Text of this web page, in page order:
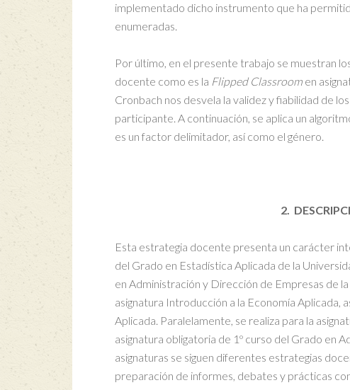
implementado dicho instrumento que ha
enumeradas.
Por último, en el presente trabajo se muestran
docente como es la Flipped Classroom en
Cronbach nos desvela la validez y fiabilidad de
participante. A continuación, se aplica un
es un factor delimitador, así como el género.
2.
Esta estrategia docente presenta un carácter
del Grado en Estadística Aplicada de la
en Administración y Dirección de Empresas de
asignatura Introducción a la Economía Aplicada,
Aplicada. Paralelamente, se realiza para la
asignatura obligatoria de 1º curso del Grado en
asignaturas se siguen diferentes estrategias
preparación de informes, debates y prácticas